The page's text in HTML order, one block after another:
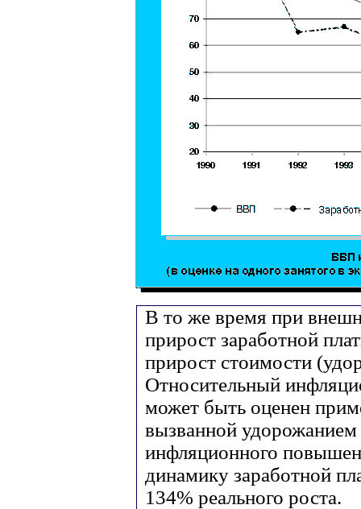
В то же время при
прирост заработной
прирост стоимости
Относительный
может быть оценен
вызванной удорожанием
инфляционного
динамику заработной
134% реального роста.